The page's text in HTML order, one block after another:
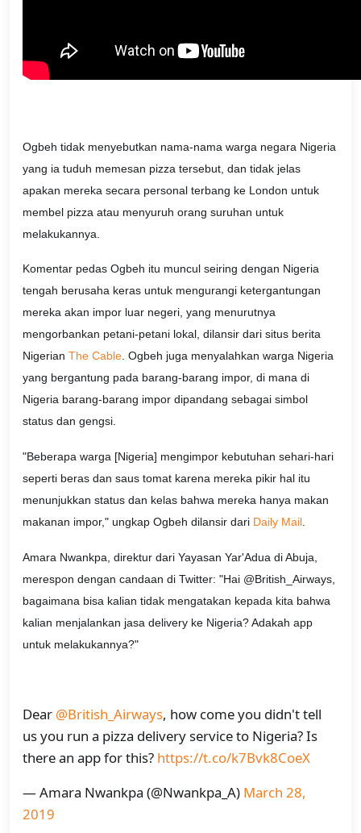
Ogbeh tidak menyebutkan nama-nama warga negara Nigeria
yang ia tuduh memesan pizza tersebut, dan tidak jelas
apakan mereka secara personal terbang ke London untuk
membel pizza atau menyuruh orang suruhan untuk
melakukannya.
Komentar pedas Ogbeh itu muncul seiring dengan Nigeria
tengah berusaha keras untuk mengurangi ketergantungan
mereka akan impor luar negeri, yang menurutnya
mengorbankan petani-petani lokal, dilansir dari situs berita
Nigerian The Cable. Ogbeh juga menyalahkan warga Nigeria
yang bergantung pada barang-barang impor, di mana di
Nigeria barang-barang impor dipandang sebagai simbol
status dan gengsi.
"Beberapa warga [Nigeria] mengimpor kebutuhan sehari-hari
seperti beras dan saus tomat karena mereka pikir hal itu
menunjukkan status dan kelas bahwa mereka hanya makan
makanan impor," ungkap Ogbeh dilansir dari Daily Mail.
Amara Nwankpa, direktur dari Yayasan Yar'Adua di Abuja,
merespon dengan candaan di Twitter: "Hai @British_Airways,
bagaimana bisa kalian tidak mengatakan kepada kita bahwa
kalian menjalankan jasa delivery ke Nigeria? Adakah app
untuk melakukannya?"
Dear @British_Airways, how come you didn't tell
us you run a pizza delivery service to Nigeria? Is
there an app for this? https://t.co/k7Bvk8CoeX
— Amara Nwankpa (@Nwankpa_A) March 28,
2019